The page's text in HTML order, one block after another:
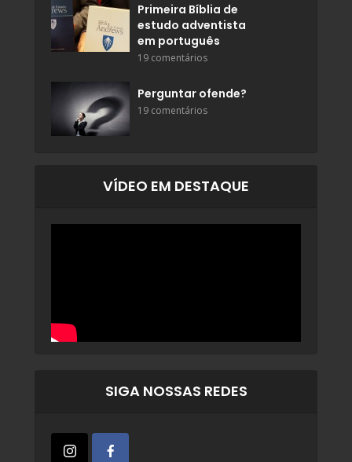
Primeira Bíblia de
estudo adventista
em português
19 comentários
Perguntar ofende?
19 comentários
VÍDEO EM DESTAQUE
SIGA NOSSAS REDES